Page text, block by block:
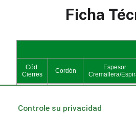
Ficha
Controle su privacidad